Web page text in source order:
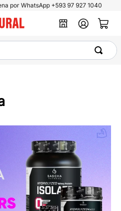
por WhatsApp +593 97 927 1040